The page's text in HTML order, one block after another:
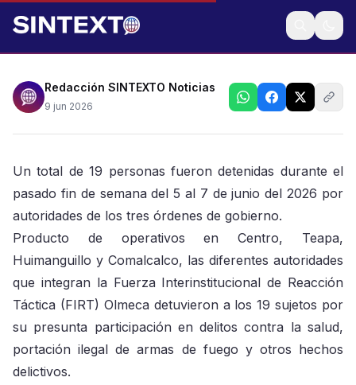
En diversos operativos en todo el estado
Redacción SINTEXTO Noticias
9 jun 2026
Un total de 19 personas fueron detenidas durante el
pasado fin de semana del 5 al 7 de junio del 2026 por
autoridades de los tres órdenes de gobierno.
Producto de operativos en Centro, Teapa,
Huimanguillo y Comalcalco, las diferentes autoridades
que integran la Fuerza Interinstitucional de Reacción
Táctica (FIRT) Olmeca detuvieron a los 19 sujetos por
su presunta participación en delitos contra la salud,
portación ilegal de armas de fuego y otros hechos
delictivos.